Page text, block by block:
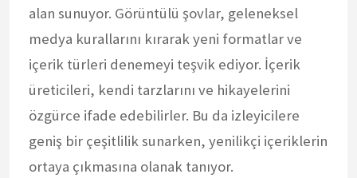
alan sunuyor. Görüntülü şovlar, geleneksel
medya kurallarını kırarak yeni formatlar ve
içerik türleri denemeyi teşvik ediyor. İçerik
üreticileri, kendi tarzlarını ve hikayelerini
özgürce ifade edebilirler. Bu da izleyicilere
geniş bir çeşitlilik sunarken, yenilikçi içeriklerin
ortaya çıkmasına olanak tanıyor.